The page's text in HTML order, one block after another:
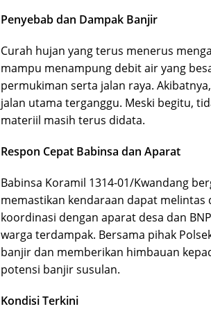
Penyebab dan Dampak Banjir
Curah hujan yang terus menerus
mampu menampung debit air yang
permukiman serta jalan raya.
jalan utama terganggu. Meski begitu,
materiil masih terus didata.
Respon Cepat Babinsa dan Aparat
Babinsa Koramil 1314-01/Kwandang
memastikan kendaraan dapat melintas
koordinasi dengan aparat desa dan
warga terdampak. Bersama pihak
banjir dan memberikan himbauan
potensi banjir susulan.
Kondisi Terkini